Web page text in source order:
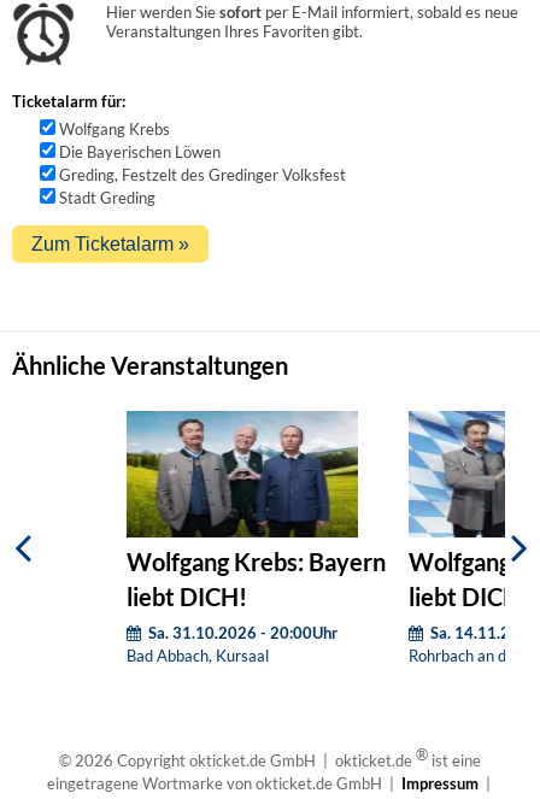
Hier werden Siesofort per E-Mail informiert, sobald es neue
Veranstaltungen Ihres Favoriten gibt.
Ticketalarm für:
Wolfgang Krebs
Die Bayerischen Löwen
Greding, Festzelt des Gredinger Volksfest
Stadt Greding
Ähnliche Veranstaltungen
Wolfgang Krebs: Bayern
liebt DICH!
Sa. 31.10.2026 - 20:00Uhr
Bad Abbach, Kursaal
Wolfgang
liebt DICH!
Sa.
Rohrbach an der
© 2026 Copyright okticket.de GmbH | okticket.de® ist eine
eingetragene Wortmarke von okticket.de GmbH | Impressum|